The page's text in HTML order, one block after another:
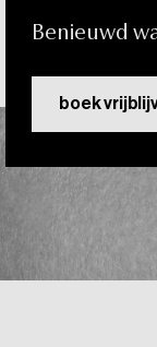
Benieuwd
boek